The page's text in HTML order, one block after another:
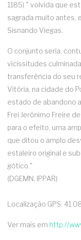
1185) " volvida que
sagrada muito antes,
Sisnando Viegas.
O conjunto seria,
vicissitudes
transferência do seu
Vitória, na cidade do
estado de abandono
Frei Jerónimo Freire
para o efeito, uma
que ditou o amplo
estaleiro original e
gótico."
(DGEMN, IPPAR)
Localização GPS:
Ver mais em http://